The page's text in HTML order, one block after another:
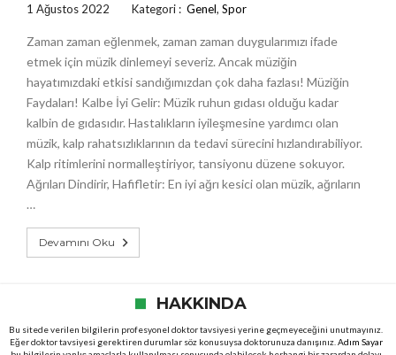
1 Ağustos 2022 Kategori : Genel, Spor
Zaman zaman eğlenmek, zaman zaman duygularımızı ifade
etmek için müzik dinlemeyi severiz. Ancak müziğin
hayatımızdaki etkisi sandığımızdan çok daha fazlası! Müziğin
Faydaları! Kalbe İyi Gelir: Müzik ruhun gıdası olduğu kadar
kalbin de gıdasıdır. Hastalıkların iyileşmesine yardımcı olan
müzik, kalp rahatsızlıklarının da tedavi sürecini hızlandırabiliyor.
Kalp ritimlerini normalleştiriyor, tansiyonu düzene sokuyor.
Ağrıları Dindirir, Hafifletir: En iyi ağrı kesici olan müzik, ağrıların
…
Devamını Oku
HAKKINDA
Bu sitede verilen bilgilerin profesyonel doktor tavsiyesi yerine geçmeyeceğini unutmayınız.
Eğer doktor tavsiyesi gerektiren durumlar söz konusuysa doktorunuza danışınız. Adım Sayar